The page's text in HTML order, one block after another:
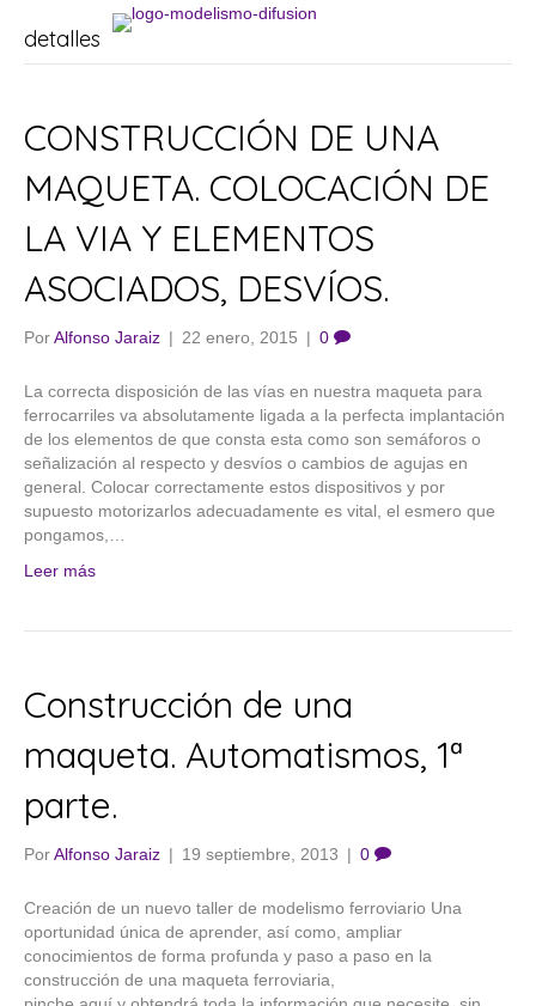
detalles
CONSTRUCCIÓN DE UNA
MAQUETA. COLOCACIÓN DE
LA VIA Y ELEMENTOS
ASOCIADOS, DESVÍOS.
PorAlfonso Jaraiz | 22 enero, 2015 | 0
La correcta disposición de las vías en nuestra maqueta para
ferrocarriles va absolutamente ligada a la perfecta implantación
de los elementos de que consta esta como son semáforos o
señalización al respecto y desvíos o cambios de agujas en
general. Colocar correctamente estos dispositivos y por
supuesto motorizarlos adecuadamente es vital, el esmero que
pongamos,…
Leer más
Construcción de una
maqueta. Automatismos, 1ª
parte.
PorAlfonso Jaraiz | 19 septiembre, 2013 | 0
Creación de un nuevo taller de modelismo ferroviario Una
oportunidad única de aprender, así como, ampliar
conocimientos de forma profunda y paso a paso en la
construcción de una maqueta ferroviaria,